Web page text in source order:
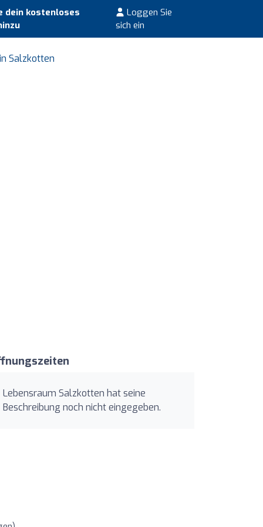
dein kostenloses
Loggen Sie
sich ein
Salzkotten
Lebensraum Salzkotten hat seine
Beschreibung noch nicht eingegeben.